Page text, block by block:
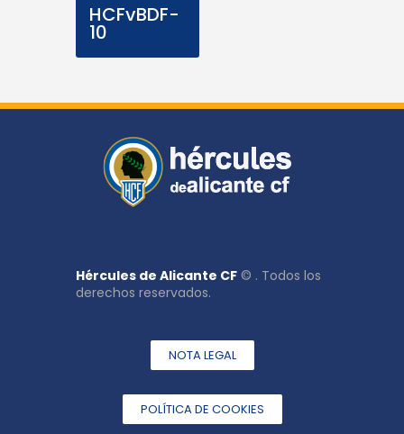
HCFvBDF-
10
Hércules de Alicante CF © . Todos los
derechos reservados.
NOTA LEGAL
POLÍTICA DE COOKIES